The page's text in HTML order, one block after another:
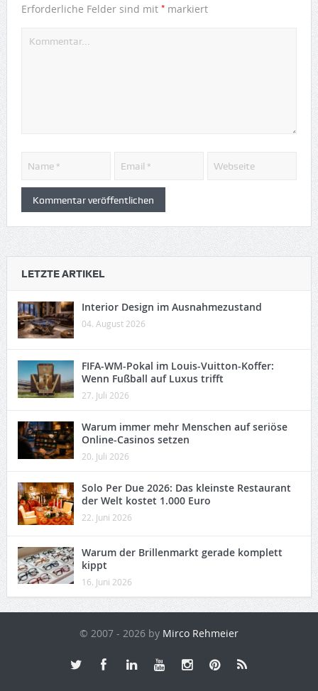
Erforderliche Felder sind mit *markiert
LETZTE ARTIKEL
Interior Design im Ausnahmezustand
04. August 2026
FIFA-WM-Pokal im Louis-Vuitton-Koffer:
Wenn Fußball auf Luxus trifft
27. Juli 2026
Warum immer mehr Menschen auf seriöse
Online-Casinos setzen
20. Juli 2026
Solo Per Due 2026: Das kleinste Restaurant
der Welt kostet 1.000 Euro
22. Juni 2026
Warum der Brillenmarkt gerade komplett
kippt
16. Juni 2026
© 2007 - 2026 by Mirco Rehmeier